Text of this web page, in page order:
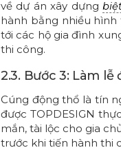
về dự án xây dựng
hành bằng nhiều
tới các hộ gia đình
thi công.
2.3. Bước 3: Làm
Cúng động thổ là tín
được TOPDESIGN
mắn, tài lộc cho gia
trước khi tiến hành thi